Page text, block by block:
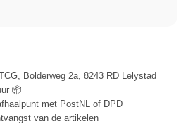
Bolderweg 2a, 8243 RD Lelystad
📦
met PostNL of DPD
van de artikelen